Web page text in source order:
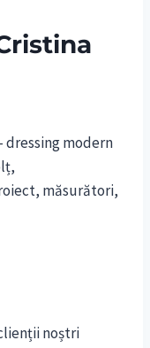
dressing modern
măsurători,
noștri